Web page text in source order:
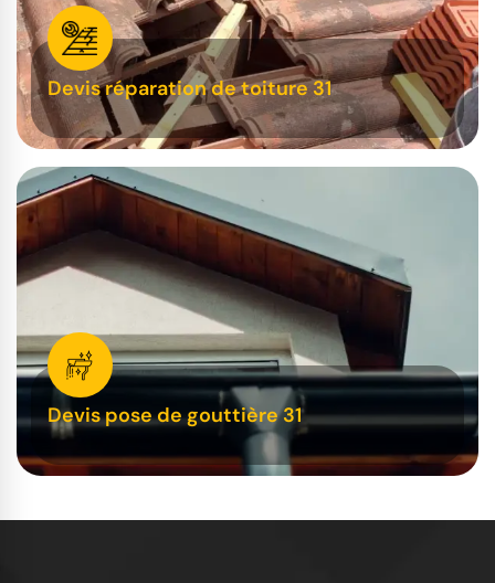
Devis réparation de toiture 31
Devis pose de gouttière 31